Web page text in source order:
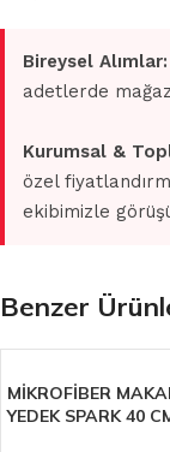
Bireysel Alımlar:
adetlerde
Kurumsal &
özel
ekibimizle
Benzer
MİKROFİBER
YEDEK SPARK 40